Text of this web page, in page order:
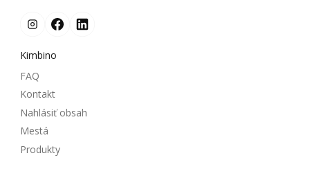
Kimbino
FAQ
Kontakt
Nahlásiť obsah
Mestá
Produkty